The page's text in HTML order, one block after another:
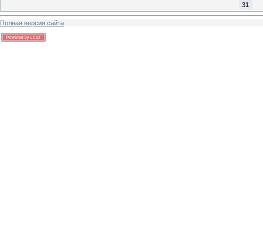
31
Полная версия сайта